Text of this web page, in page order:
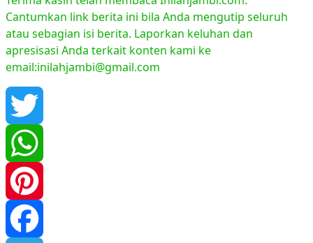
Cantumkan link berita ini bila Anda mengutip seluruh
atau sebagian isi berita. Laporkan keluhan dan
apresisasi Anda terkait konten kami ke
email:inilahjambi@gmail.com
Twitter
WhatsApp
Pinterest